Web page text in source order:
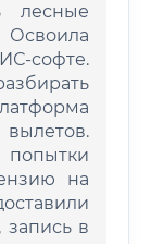
лесные
софте.
на
запись в